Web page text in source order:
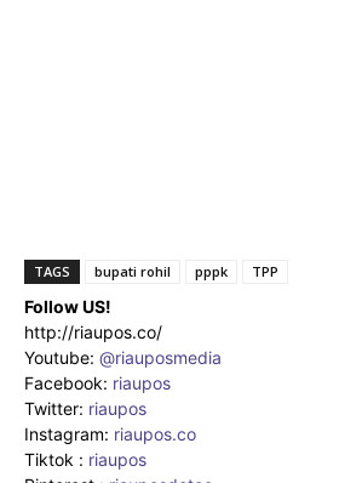
TAGS bupati rohil pppk TPP
Follow US!
http://riaupos.co/
Youtube: @riauposmedia
Facebook: riaupos
Twitter: riaupos
Instagram: riaupos.co
Tiktok : riaupos